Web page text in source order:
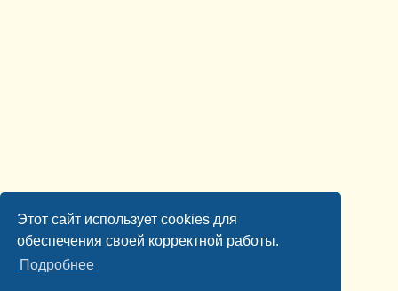
Этот сайт использует cookies для
обеспечения своей корректной работы.
Подробнее